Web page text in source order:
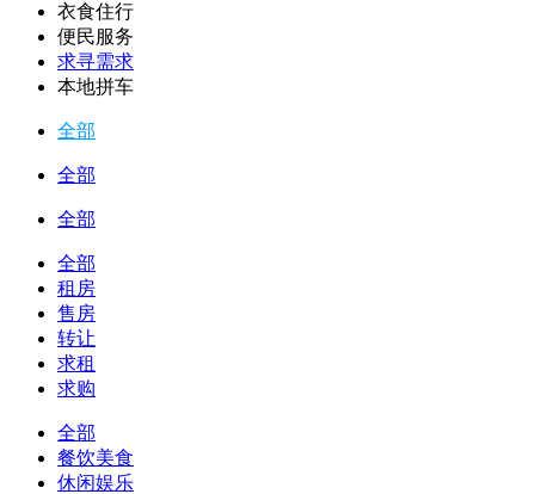
衣食住行
便民服务
求寻需求
本地拼车
全部
全部
全部
全部
租房
售房
转让
求租
求购
全部
餐饮美食
休闲娱乐